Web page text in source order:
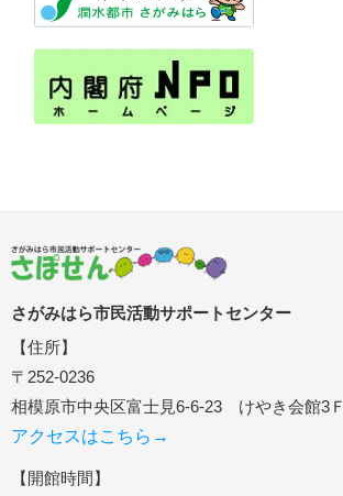
さがみはら市民活動サポートセンター
【住所】
〒252-0236
相模原市中央区富士見6-6-23 けやき会館3Ｆ
アクセスはこちら→
【開館時間】